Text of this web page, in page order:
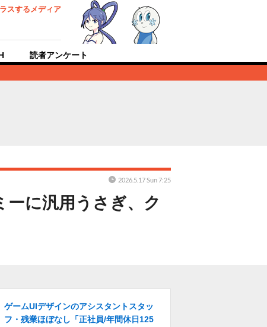
スするメディア
読者アンケート
ーに汎用うさぎ、ク
2026.5.17 Sun 7:25
ゲームUIデザインのアシスタントスタッ
フ・残業ほぼなし「正社員/年間休日125